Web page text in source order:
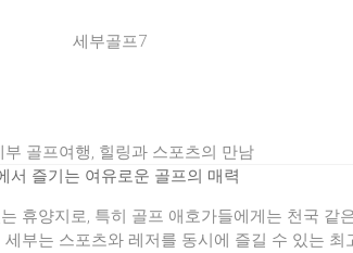
부 골프여행, 힐링과 스포츠의 만남
서 즐기는 여유로운 골프의 매력
휴양지로, 특히 골프 애호가들에게는 천국 같
부는 스포츠와 레저를 동시에 즐길 수 있는 최